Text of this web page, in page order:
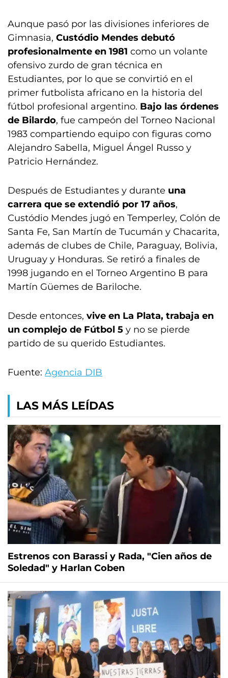
Aunque pasó por las divisiones inferiores de
Gimnasia, Custódio Mendes debutó
profesionalmente en 1981 como un volante
ofensivo zurdo de gran técnica en
Estudiantes, por lo que se convirtió en el
primer futbolista africano en la historia del
fútbol profesional argentino. Bajo las órdenes
de Bilardo, fue campeón del Torneo Nacional
1983 compartiendo equipo con figuras como
Alejandro Sabella, Miguel Ángel Russo y
Patricio Hernández.
Después de Estudiantes y durante una
carrera que se extendió por 17 años,
Custódio Mendes jugó en Temperley, Colón de
Santa Fe, San Martín de Tucumán y Chacarita,
además de clubes de Chile, Paraguay, Bolivia,
Uruguay y Honduras. Se retiró a finales de
1998 jugando en el Torneo Argentino B para
Martín Güemes de Bariloche.
Desde entonces, vive en La Plata, trabaja en
un complejo de Fútbol 5 y no se pierde
partido de su querido Estudiantes.
Fuente: Agencia DIB
LAS MÁS LEÍDAS
Estrenos con Barassi y Rada, "Cien años de
Soledad" y Harlan Coben